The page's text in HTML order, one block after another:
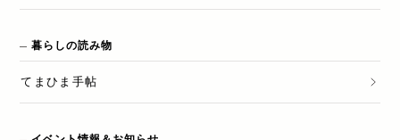
暮らしの読み物
てまひま手帖